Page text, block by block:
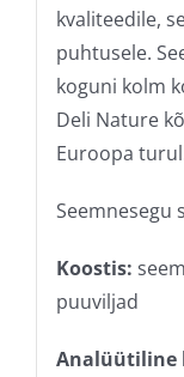
kvaliteedile,
puhtusele.
koguni kolm
Deli Nature
Euroopa
Seemnesegu
Koostis:
puuviljad
Analüütiline